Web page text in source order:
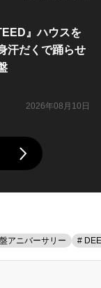
』ハウスを
汗だくで踊らせ
2026年08月10日
アニバーサリー #